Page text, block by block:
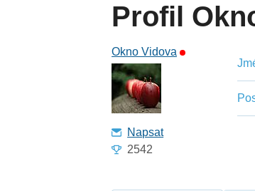
Profil
Okno Vidova
Napsat
2542